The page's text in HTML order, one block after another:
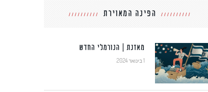
הפינה המאוירת
מאזנת | הנורמלי החדש
1 בינואר 2024